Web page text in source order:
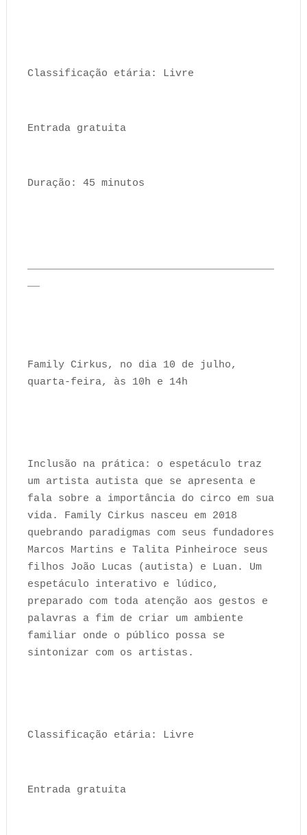
Classificação etária: Livre
Entrada gratuita
Duração: 45 minutos
Family Cirkus, no dia 10 de julho,
quarta-feira, às 10h e 14h
Inclusão na prática: o espetáculo traz
um artista autista que se apresenta e
fala sobre a importância do circo em sua
vida. Family Cirkus nasceu em 2018
quebrando paradigmas com seus fundadores
Marcos Martins e Talita Pinheiroce seus
filhos João Lucas (autista) e Luan. Um
espetáculo interativo e lúdico,
preparado com toda atenção aos gestos e
palavras a fim de criar um ambiente
familiar onde o público possa se
sintonizar com os artistas.
Classificação etária: Livre
Entrada gratuita